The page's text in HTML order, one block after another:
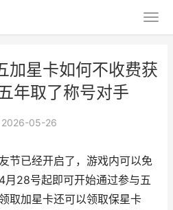
加星卡如何不收费获
年取了称号对手
2026-05-26
节已经开启了，游戏内可以免
月28号起即可开始通过参与五
取加星卡还可以领取保星卡